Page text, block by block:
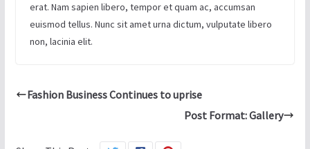
erat. Nam sapien libero, tempor et quam ac, accumsan
euismod tellus. Nunc sit amet urna dictum, vulputate libero
non, lacinia elit.
Fashion Business Continues to uprise
Post Format: Gallery